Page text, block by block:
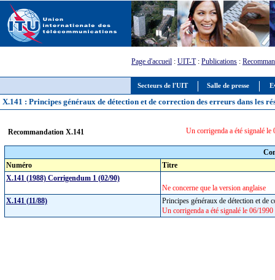
Secteurs de l'UIT Salle de presse
Page d'accueil : UIT-T: Publications :
X.141 : Principes généraux de détection et de correction des erreurs dans les
Recommandation X.141 Un corrigenda a été signalé
Numéro
Titre
X.141 (1988) Corrigendum 1 (02/90)
Ne concerne que la version anglaise
X.141 (11/88)
Principes généraux de détection et de
Un corrigenda a été signalé le 06/